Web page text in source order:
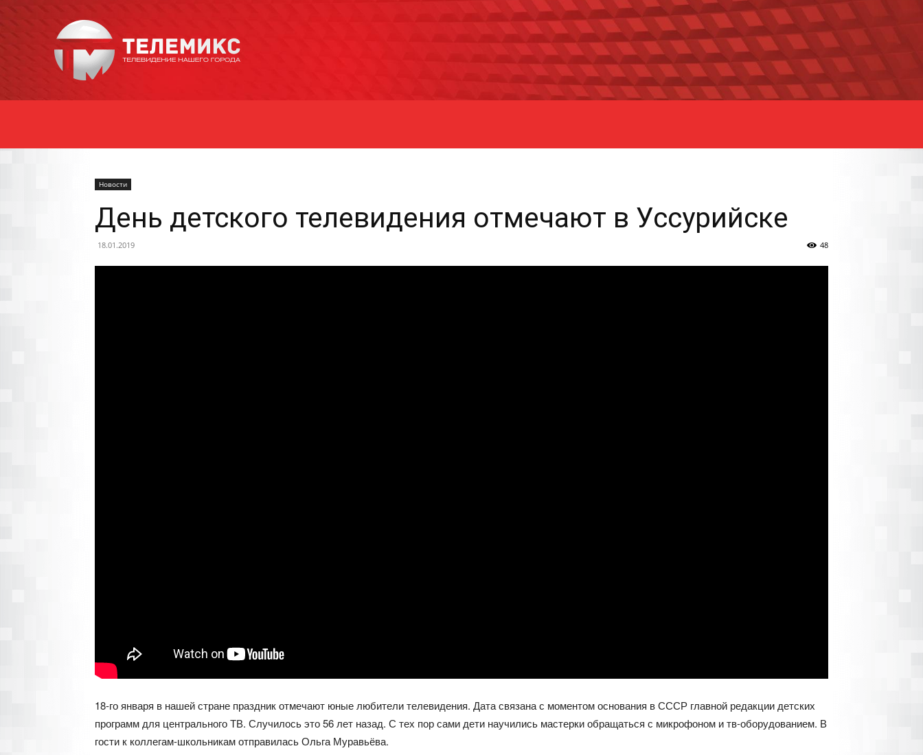
Уссурийска
Новости
День детского телевидения отмечают в Уссурийске
18.01.2019 48
18-го января в нашей стране праздник отмечают юные любители телевидения. Дата связана с моментом основания в СССР главной редакции детских
программ для центрального ТВ. Случилось это 56 лет назад. С тех пор сами дети научились мастерки обращаться с микрофоном и тв-оборудованием. В
гости к коллегам-школьникам отправилась Ольга Муравьёва.